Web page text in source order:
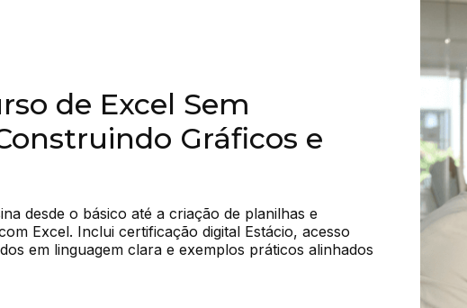
de Excel Sem
Gráficos e
desde o básico até a criação de planilhas e
Excel. Inclui certificação digital Estácio, acesso
em linguagem clara e exemplos práticos alinhados